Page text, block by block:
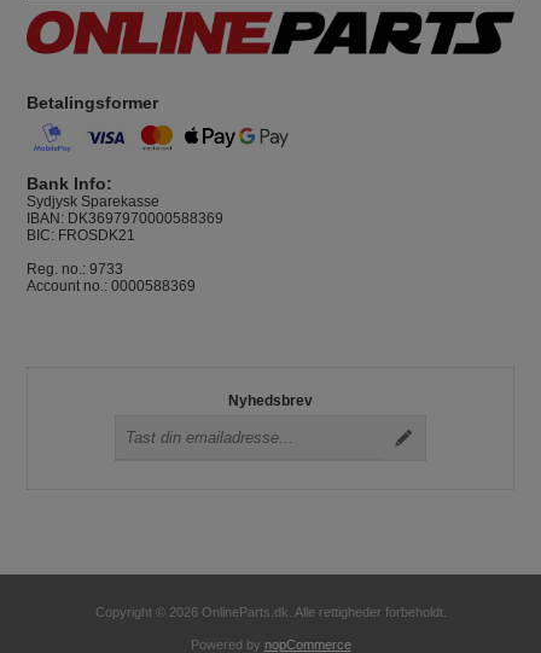
Betalingsformer
Bank Info:
Sydjysk Sparekasse
IBAN: DK3697970000588369
BIC: FROSDK21
Reg. no.: 9733
Account no.: 0000588369
Nyhedsbrev
Copyright © 2026 OnlineParts.dk. Alle rettigheder forbeholdt.
Powered by nopCommerce